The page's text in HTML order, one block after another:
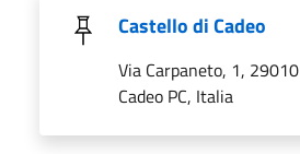
Castello di Cadeo
Via Carpaneto, 1, 29010
Cadeo PC, Italia